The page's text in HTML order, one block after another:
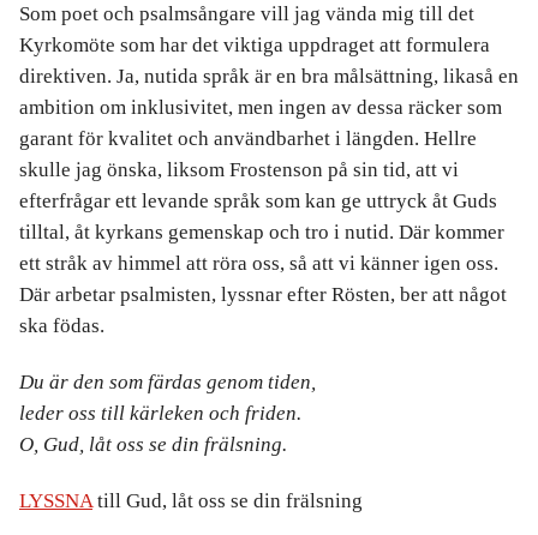
Som poet och psalmsångare vill jag vända mig till det
Kyrkomöte som har det viktiga uppdraget att formulera
direktiven. Ja, nutida språk är en bra målsättning, likaså en
ambition om inklusivitet, men ingen av dessa räcker som
garant för kvalitet och användbarhet i längden. Hellre
skulle jag önska, liksom Frostenson på sin tid, att vi
efterfrågar ett levande språk som kan ge uttryck åt Guds
tilltal, åt kyrkans gemenskap och tro i nutid. Där kommer
ett stråk av himmel att röra oss, så att vi känner igen oss.
Där arbetar psalmisten, lyssnar efter Rösten, ber att något
ska födas.
Du är den som färdas genom tiden,
leder oss till kärleken och friden.
O, Gud, låt oss se din frälsning.
LYSSNAtill Gud, låt oss se din frälsning